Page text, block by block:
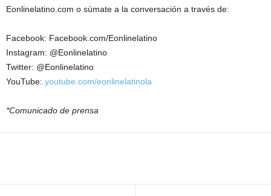
Eonlinelatino.com o súmate a la conversación a través de:
Facebook: Facebook.com/Eonlinelatino
Instagram: @Eonlinelatino
Twitter: @Eonlinelatino
YouTube: youtube.com/eonlinelatinola
*Comunicado de prensa